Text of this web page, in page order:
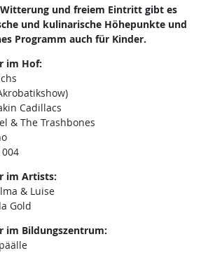
und freiem Eintritt gibt es
und kulinarische Höhepunkte und
Programm auch für Kinder.
im Hof:
Cadillacs
& The Trashbones
im Artists:
& Luise
Gold
im Bildungszentrum: